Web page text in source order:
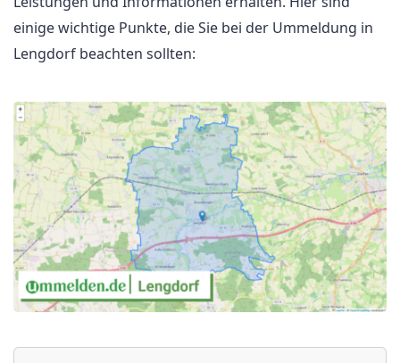
einige wichtige Punkte, die Sie bei der Ummeldung in
Lengdorf beachten sollten: